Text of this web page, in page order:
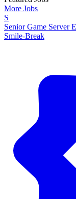
More Jobs
S
Senior Game Server
Smile-Break